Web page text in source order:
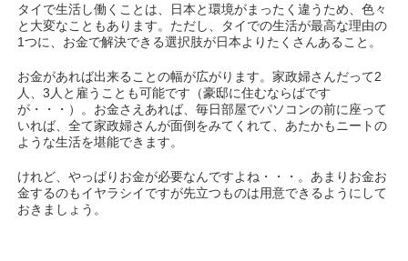
タイで生活し働くことは、日本と環境がまったく違うため、色々
と大変なこともあります。ただし、タイでの生活が最高な理由の
1つに、お金で解決できる選択肢が日本よりたくさんあること。
お金があれば出来ることの幅が広がります。家政婦さんだって2
人、3人と雇うことも可能です（豪邸に住むならばです
が・・・）。お金さえあれば、毎日部屋でパソコンの前に座って
いれば、全て家政婦さんが面倒をみてくれて、あたかもニートの
ような生活を堪能できます。
けれど、やっぱりお金が必要なんですよね・・・。あまりお金お
金するのもイヤラシイですが先立つものは用意できるようにして
おきましょう。